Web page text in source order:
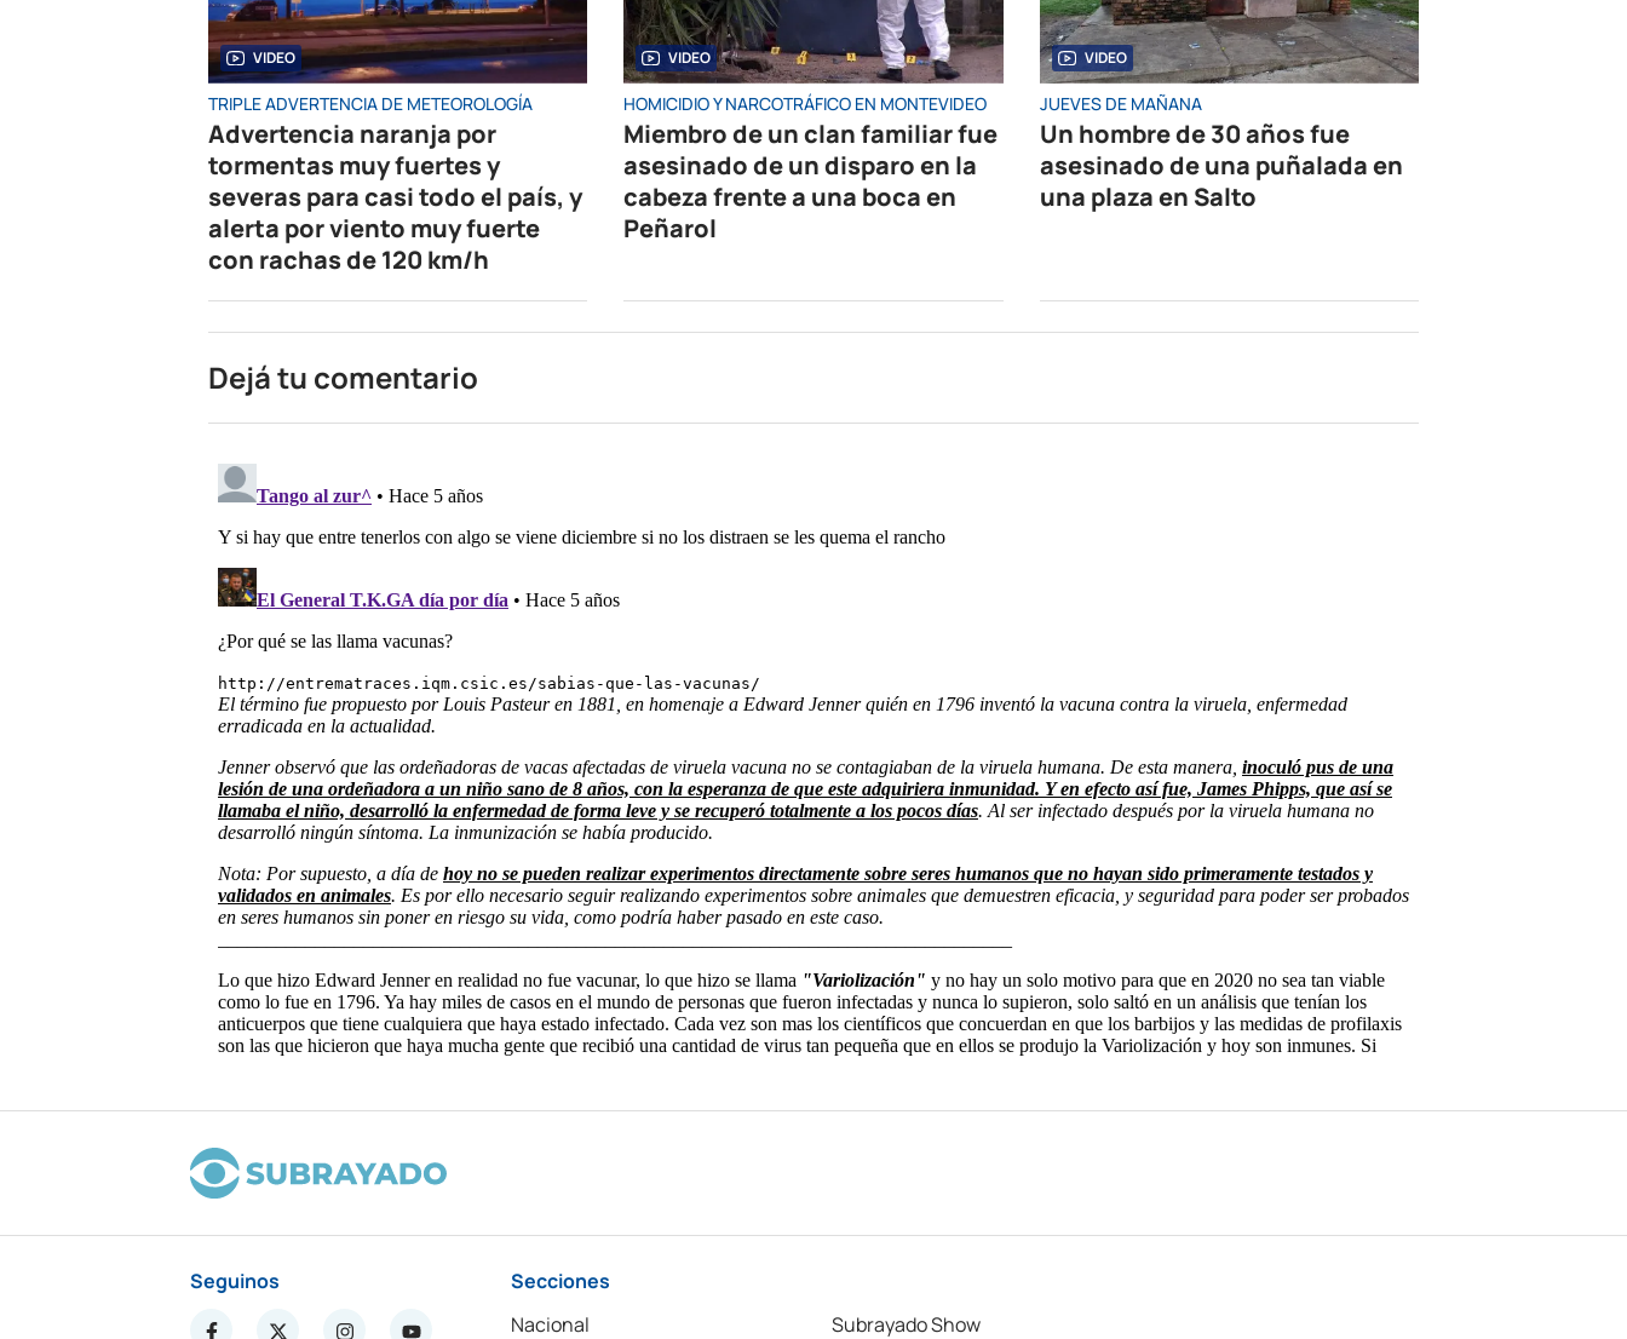
VIDEO
TRIPLE ADVERTENCIA DE METEOROLOGÍA
Advertencia naranja por
tormentas muy fuertes y
severas para casi todo el país, y
alerta por viento muy fuerte
con rachas de 120 km/h
VIDEO
HOMICIDIO Y NARCOTRÁFICO EN MONTEVIDEO
Miembro de un clan familiar fue
asesinado de un disparo en la
cabeza frente a una boca en
Peñarol
VIDEO
JUEVES DE MAÑANA
Un hombre de 30 años fue
asesinado de una puñalada en
una plaza en Salto
Dejá tu comentario
Seguinos
Secciones
Nacional
Subrayado Show